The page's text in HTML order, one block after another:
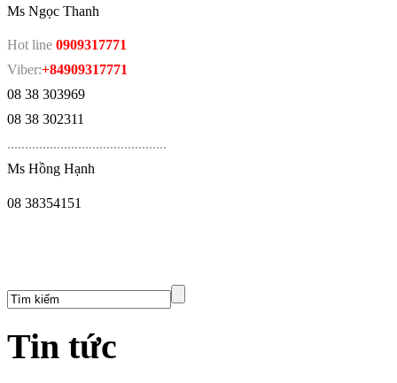
Ms Ngọc Thanh
Hot line 0909317771
Viber:+84909317771
08 38 303969
08 38 302311
.............................................
Ms Hồng Hạnh
08 38354151
Tin tức